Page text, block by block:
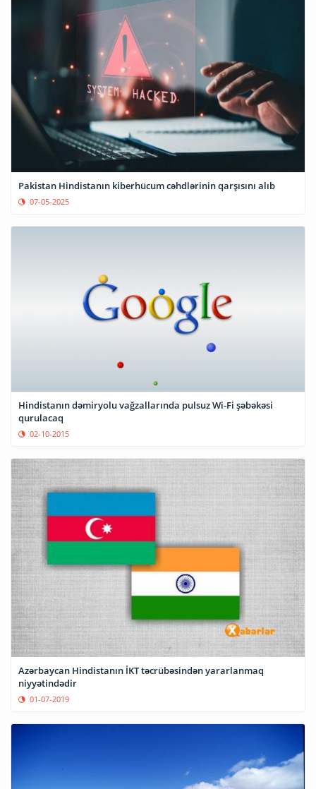
Pakistan Hindistanın kiberhücum cəhdlərinin qarşısını alıb
07-05-2025
Hindistanın dəmiryolu vağzallarında pulsuz Wi-Fi şəbəkəsi
qurulacaq
02-10-2015
Azərbaycan Hindistanın İKT təcrübəsindən yararlanmaq
niyyətindədir
01-07-2019